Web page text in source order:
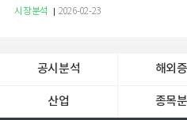
증권
시장분석 2026-02-23
공시분석 해외
산업 종목